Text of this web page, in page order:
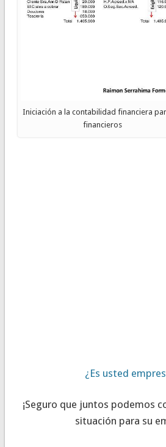
Iniciación a la contabilidad financiera
financieros
¿Es usted
¡Seguro que juntos podemos
situación para su